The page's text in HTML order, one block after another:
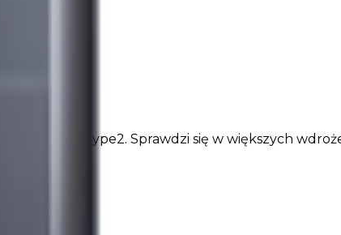
2 złącze Type2. Sprawdzi się w większych